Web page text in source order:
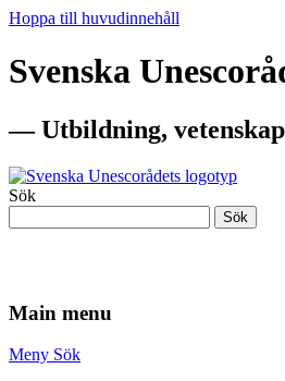
Hoppa till huvudinnehåll
Svenska
— Utbildning,
Sök
Sök
Main menu
Meny Sök